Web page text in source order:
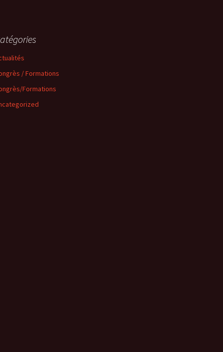
/ Formations
Formations